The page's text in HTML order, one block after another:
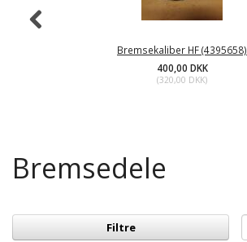
Bremsekaliber HF (4395658)
400,00 DKK
(320,00 DKK)
Bremsedele
Filtre